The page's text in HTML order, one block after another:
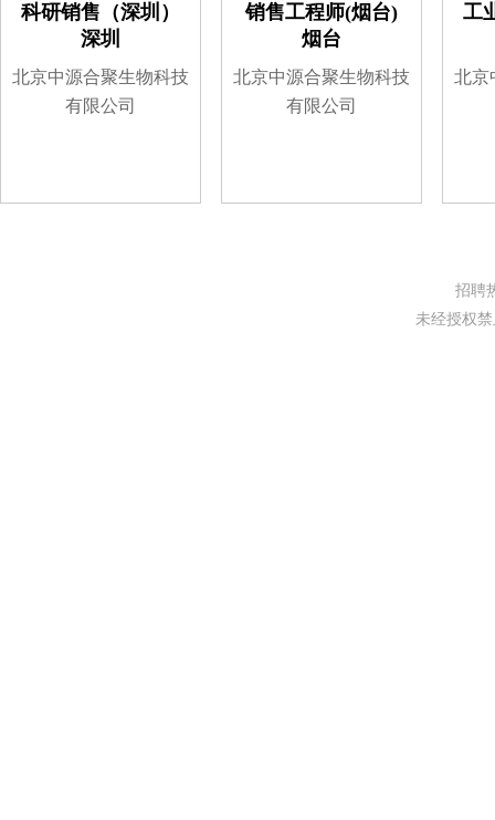
科研销售（深圳）
深圳
北京中源合聚生物科技
有限公司
销售工程师(烟台)
烟台
北京中源合聚生物科技
有限公司
工
北京
招聘
未经授权